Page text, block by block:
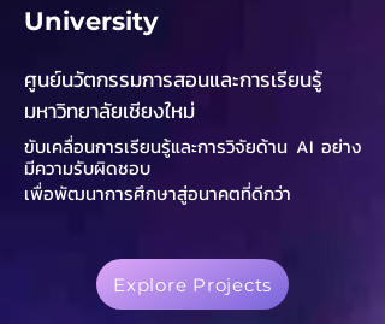
University
ศูนย์นวัตกรรมการสอนและการเรียนรู้
มหาวิทยาลัยเชียงใหม่
ขับเคลื่อนการเรียนรู้และการวิจัยด้าน AI อย่าง
มีความรับผิดชอบ
เพื่อพัฒนาการศึกษาสู่อนาคตที่ดีกว่า
Explore Projects